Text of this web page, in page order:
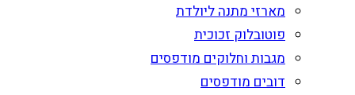
מארזי מתנה ליולדת
פוטובלוק זכוכית
מגבות וחלוקים מודפסים
דובים מודפסים